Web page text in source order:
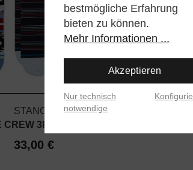
STANCE
CREW 3PACK - NAVY
33,00 €
FRED
bestmögliche Erfahrung
bieten zu können.
Mehr Informationen ...
Akzeptieren
Nur technisch
notwendige